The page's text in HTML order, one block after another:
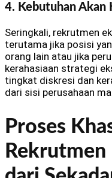
4. Kebutuhan Akan
Seringkali, rekrutmen
terutama jika posisi
orang lain atau jika
kerahasiaan strategi
tingkat diskresi dan
dari sisi perusahaan
Proses